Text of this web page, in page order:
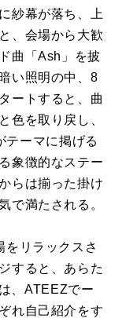
紗幕が落ち、上
、会場から大歓
曲「Ash」を披
い照明の中、8
ートすると、曲
色を取り戻し、
テーマに掲げる
象徴的なステー
らは揃った掛け
で満たされる。
をリラックスさ
すると、あらた
、ATEEZでー
れ自己紹介をす